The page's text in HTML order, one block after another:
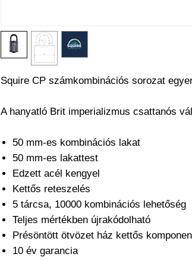
Squire CP számkombinációs sorozat
A hanyatló Brit imperializmus csattanós
50 mm-es kombinációs lakat
50 mm-es lakattest
Edzett acél kengyel
Kettős reteszelés
5 tárcsa, 10000 kombinációs lehetőség
Teljes mértékben újrakódolható
Présöntött ötvözet ház kettős
10 év garancia